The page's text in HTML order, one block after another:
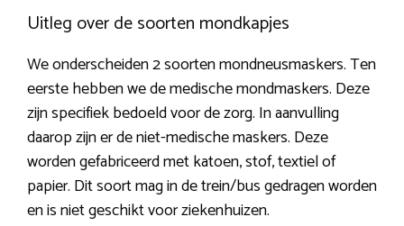
Uitleg over de soorten mondkapjes
We onderscheiden 2 soorten mondneusmaskers. Ten
eerste hebben we de medische mondmaskers. Deze
zijn specifiek bedoeld voor de zorg. In aanvulling
daarop zijn er de niet-medische maskers. Deze
worden gefabriceerd met katoen, stof, textiel of
papier. Dit soort mag in de trein/bus gedragen worden
en is niet geschikt voor ziekenhuizen.